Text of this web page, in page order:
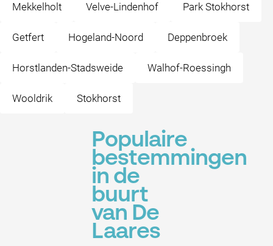
Mekkelholt Velve-Lindenhof Park Stokhorst
Getfert Hogeland-Noord Deppenbroek
Horstlanden-Stadsweide Walhof-Roessingh
Wooldrik Stokhorst
Populaire
bestemmingen
in de
buurt
van De
Laares